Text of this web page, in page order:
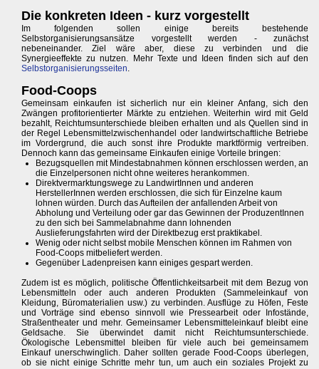
Die konkreten Ideen - kurz vorgestellt
Im folgenden sollen einige bereits bestehende
Selbstorganisierungsansätze vorgestellt werden - zunächst
nebeneinander. Ziel wäre aber, diese zu verbinden und die
Synergieeffekte zu nutzen. Mehr Texte und Ideen finden sich auf den
Selbstorganisierungsseiten.
Food-Coops
Gemeinsam einkaufen ist sicherlich nur ein kleiner Anfang, sich den
Zwängen profitorientierter Märkte zu entziehen. Weiterhin wird mit Geld
bezahlt, Reichtumsunterschiede bleiben erhalten und als Quellen sind in
der Regel Lebensmittelzwischenhandel oder landwirtschaftliche Betriebe
im Vordergrund, die auch sonst ihre Produkte marktförmig vertreiben.
Dennoch kann das gemeinsame Einkaufen einige Vorteile bringen:
Bezugsquellen mit Mindestabnahmen können erschlossen werden, an
die Einzelpersonen nicht ohne weiteres herankommen.
Direktvermarktungswege zu LandwirtInnen und anderen
HerstellerInnen werden erschlossen, die sich für Einzelne kaum
lohnen würden. Durch das Aufteilen der anfallenden Arbeit von
Abholung und Verteilung oder gar das Gewinnen der ProduzentInnen
zu den sich bei Sammelabnahme dann lohnenden
Auslieferungsfahrten wird der Direktbezug erst praktikabel.
Wenig oder nicht selbst mobile Menschen können im Rahmen von
Food-Coops mitbeliefert werden.
Gegenüber Ladenpreisen kann einiges gespart werden.
Zudem ist es möglich, politische Öffentlichkeitsarbeit mit dem Bezug von
Lebensmitteln oder auch anderen Produkten (Sammeleinkauf von
Kleidung, Büromaterialien usw.) zu verbinden. Ausflüge zu Höfen, Feste
und Vorträge sind ebenso sinnvoll wie Pressearbeit oder Infostände,
Straßentheater und mehr. Gemeinsamer Lebensmitteleinkauf bleibt eine
Geldsache. Sie überwindet damit nicht Reichtumsunterschiede.
Ökologische Lebensmittel bleiben für viele auch bei gemeinsamem
Einkauf unerschwinglich. Daher sollten gerade Food-Coops überlegen,
ob sie nicht einige Schritte mehr tun, um auch ein soziales Projekt zu